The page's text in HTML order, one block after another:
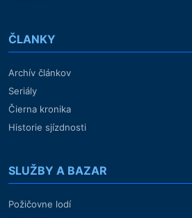
ČLANKY
Archív článkov
Seriály
Čierna kronika
Historie sjízdnosti
SLUŽBY A BAZAR
Požičovne lodí